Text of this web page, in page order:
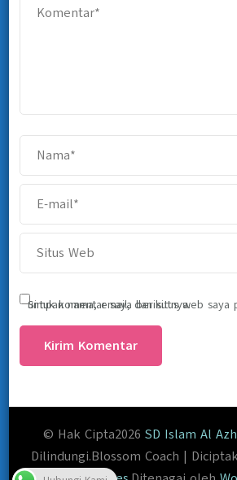
Simpan nama, email, dan situs web saya pada peramban ini untuk komentar saya berikutnya.
© Hak Cipta2026 SD Islam Al
Dilindungi.Blossom Coach |